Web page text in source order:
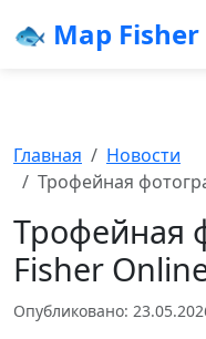
🐟 Map Fisher
Главная
Новости
Трофейная
Трофейная
Fisher
Опубликовано: